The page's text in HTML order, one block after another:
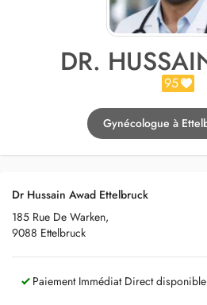
DR.
95
Gynécologue à
Dr Hussain Awad Ettelbruck
185 Rue De Warken,
9088 Ettelbruck
Paiement Immédiat Direct disponible